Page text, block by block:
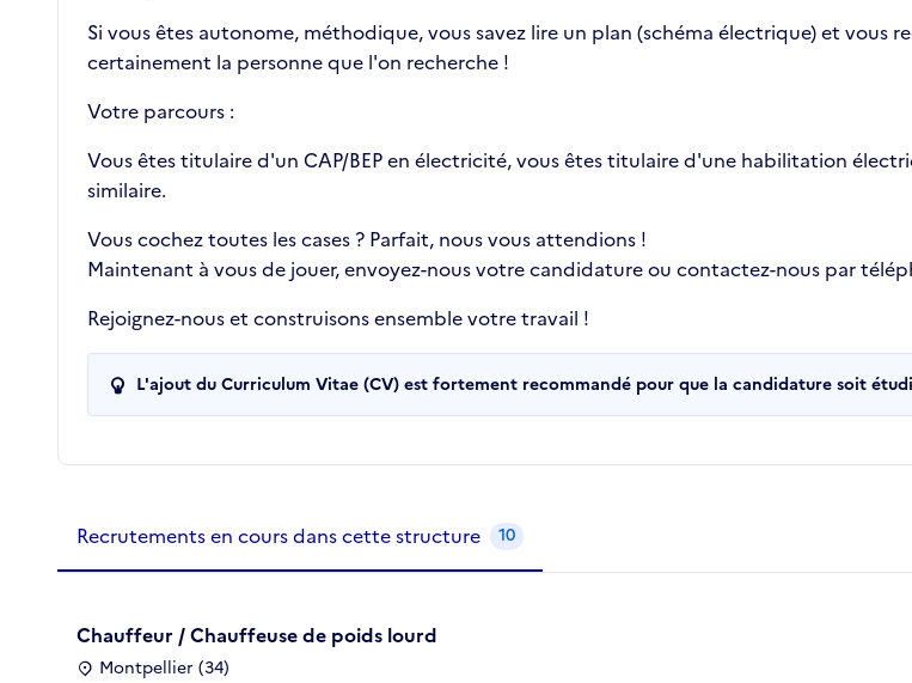
Si vous êtes autonome, méthodique, vous savez lire un plan (schéma électrique) et vous
certainement la personne que l'on recherche !
Votre parcours :
Vous êtes titulaire d'un CAP/BEP en électricité, vous êtes titulaire d'une habilitation
similaire.
Vous cochez toutes les cases ? Parfait, nous vous attendions !
Maintenant à vous de jouer, envoyez-nous votre candidature ou contactez-nous par
Rejoignez-nous et construisons ensemble votre travail !
L'ajout du Curriculum Vitae (CV) est fortement recommandé pour que la candidature soit
Recrutements de la structure
Recrutements en cours dans cette structure 10
Chauffeur / Chauffeuse de poids lourd
Montpellier (34)